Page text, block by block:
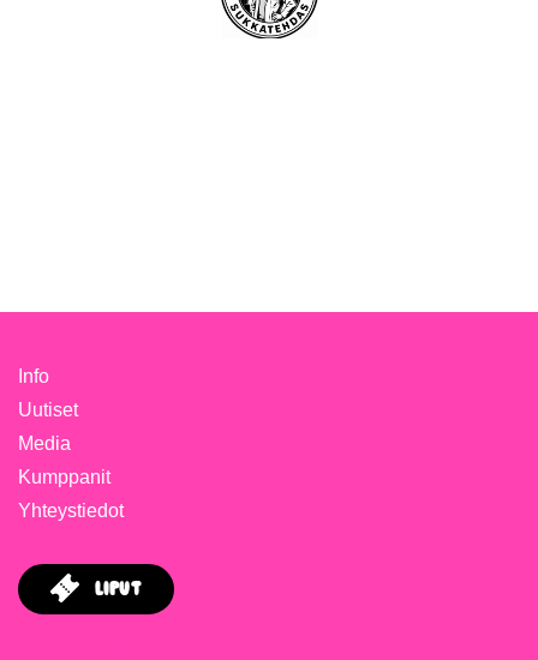
Info
Uutiset
Media
Kumppanit
Yhteystiedot
Liput